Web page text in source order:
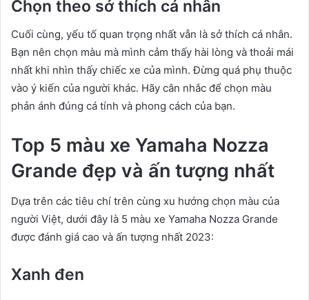
Chọn theo sở thích cá nhân
Cuối cùng, yếu tố quan trọng nhất vẫn là sở thích cá nhân.
Bạn nên chọn màu mà mình cảm thấy hài lòng và thoải mái
nhất khi nhìn thấy chiếc xe của mình. Đừng quá phụ thuộc
vào ý kiến của người khác. Hãy cân nhắc để chọn màu
phản ánh đúng cá tính và phong cách của bạn.
Top 5 màu xe Yamaha Nozza
Grande đẹp và ấn tượng nhất
Dựa trên các tiêu chí trên cùng xu hướng chọn màu của
người Việt, dưới đây là 5 màu xe Yamaha Nozza Grande
được đánh giá cao và ấn tượng nhất 2023:
Xanh đen